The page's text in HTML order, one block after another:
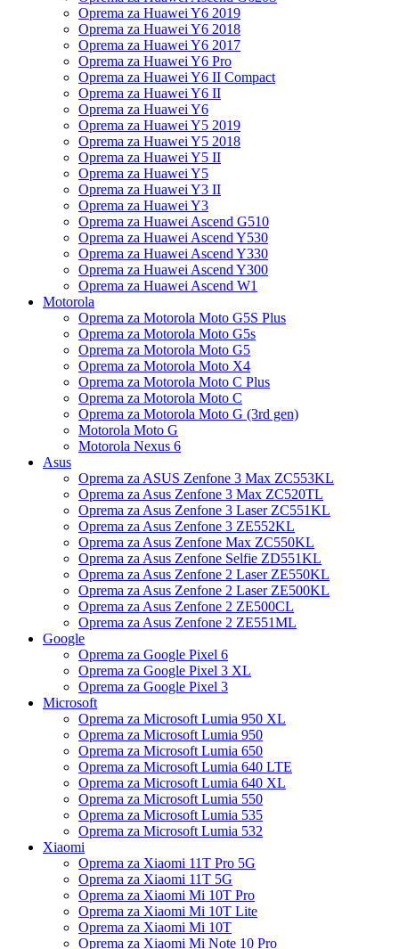
Oprema za Huawei Y6 2019
Oprema za Huawei Y6 2018
Oprema za Huawei Y6 2017
Oprema za Huawei Y6 Pro
Oprema za Huawei Y6 II Compact
Oprema za Huawei Y6 II
Oprema za Huawei Y6
Oprema za Huawei Y5 2019
Oprema za Huawei Y5 2018
Oprema za Huawei Y5 II
Oprema za Huawei Y5
Oprema za Huawei Y3 II
Oprema za Huawei Y3
Oprema za Huawei Ascend G510
Oprema za Huawei Ascend Y530
Oprema za Huawei Ascend Y330
Oprema za Huawei Ascend Y300
Oprema za Huawei Ascend W1
Motorola
Oprema za Motorola Moto G5S Plus
Oprema za Motorola Moto G5s
Oprema za Motorola Moto G5
Oprema za Motorola Moto X4
Oprema za Motorola Moto C Plus
Oprema za Motorola Moto C
Oprema za Motorola Moto G (3rd gen)
Motorola Moto G
Motorola Nexus 6
Asus
Oprema za ASUS Zenfone 3 Max ZC553KL
Oprema za Asus Zenfone 3 Max ZC520TL
Oprema za Asus Zenfone 3 Laser ZC551KL
Oprema za Asus Zenfone 3 ZE552KL
Oprema za Asus Zenfone Max ZC550KL
Oprema za Asus Zenfone Selfie ZD551KL
Oprema za Asus Zenfone 2 Laser ZE550KL
Oprema za Asus Zenfone 2 Laser ZE500KL
Oprema za Asus Zenfone 2 ZE500CL
Oprema za Asus Zenfone 2 ZE551ML
Google
Oprema za Google Pixel 6
Oprema za Google Pixel 3 XL
Oprema za Google Pixel 3
Microsoft
Oprema za Microsoft Lumia 950 XL
Oprema za Microsoft Lumia 950
Oprema za Microsoft Lumia 650
Oprema za Microsoft Lumia 640 LTE
Oprema za Microsoft Lumia 640 XL
Oprema za Microsoft Lumia 550
Oprema za Microsoft Lumia 535
Oprema za Microsoft Lumia 532
Xiaomi
Oprema za Xiaomi 11T Pro 5G
Oprema za Xiaomi 11T 5G
Oprema za Xiaomi Mi 10T Pro
Oprema za Xiaomi Mi 10T Lite
Oprema za Xiaomi Mi 10T
Oprema za Xiaomi Mi Note 10 Pro